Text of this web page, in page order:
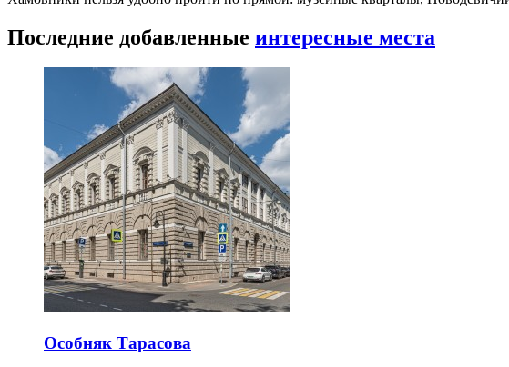
Последние добавленные интересные места
Особняк Тарасова